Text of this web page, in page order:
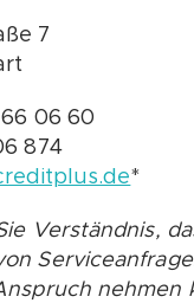
7
66 06 60
874
*
Verständnis,
nehmen